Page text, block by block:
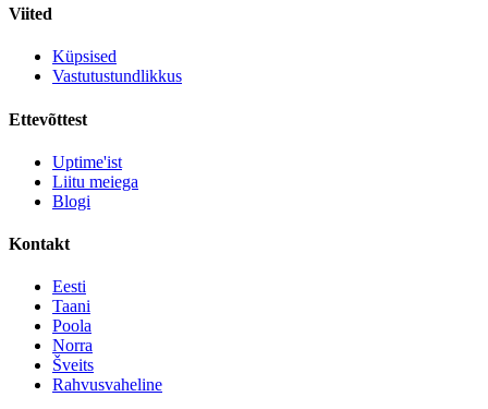
Viited
Küpsised
Vastutustundlikkus
Ettevõttest
Uptime'ist
Liitu meiega
Blogi
Kontakt
Eesti
Taani
Poola
Norra
Šveits
Rahvusvaheline